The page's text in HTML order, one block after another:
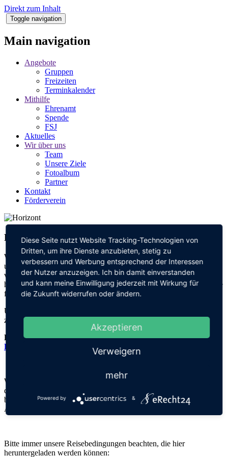
Direkt zum Inhalt
Toggle navigation
Main navigation
Angebote
Gruppen
Freizeiten
Terminkalender
Mithilfe
Ehrenamt
Spende
FSJ
Aktuelles
Wir über uns
Team
Unsere Ziele
Fotoalbum
Partner
Kontakt
Förderverein
Freizeiten
Wir bieten jedes Jahr mehrere Freizeiten an, bei denen alle eine
unbeschwerte gemeinsame Zeit mit vielen neuen Erlebnissen
verbringen können. Natürlich sind alle Zimmer barrierefrei und wir
haben ein tolles Busunternehmen, mit dem wir an verschiedene Orte
fahren können.
Unsere ausgeschriebenen Freizeiten sind immer im
zu finden.
Die aktuelle Ausschreibung fürdie Sommerfreizeit in
Halberstadt gibt es hier.
Wir suchen außerdem immer nach engagierten Ehrenamtlichen, die
die Reisen möglich machen. Interesse mitzuhelfen? Dann schau mal
bei unserenEngagementmöglichkeiten vorbei, es gibt auch eine
Aufwandsentschädigung. Wir freuen uns auf dich!
Bitte immer unsere Reisebedingungen beachten, die hier
heruntergeladen werden können:
Diese Seite nutzt Website Tracking-Technologien von
Dritten, um ihre Dienste anzubieten, stetig zu
verbessern und Werbung entsprechend der Interessen
der Nutzer anzuzeigen. Ich bin damit einverstanden
und kann meine Einwilligung jederzeit mit Wirkung für
die Zukunft widerrufen oder ändern.
Akzeptieren
Verweigern
mehr
Powered by &